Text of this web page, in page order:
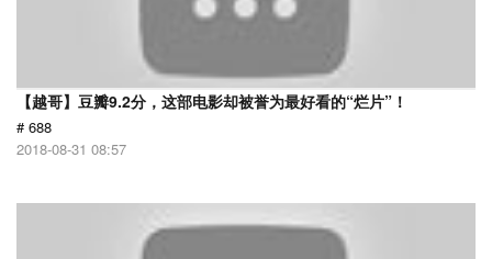
【越哥】豆瓣9.2分，这部电影却被誉为最好看的“烂片”！
# 688
2018-08-31 08:57